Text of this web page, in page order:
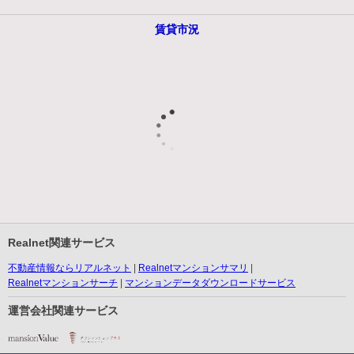
賃貸市況
Realnet関連サービス
不動産情報ならリアルネット
Realnetマンションサマリ
Realnetマンションサーチ
マンションデータダウンロードサービス
運営会社関連サービス